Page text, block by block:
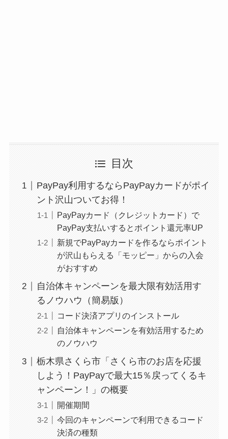
目次
PayPay利用するならPayPayカードがポイ
ント沢山ついてお得！
PayPayカード（クレジットカード）で
PayPay支払いするとポイント還元率UP
新規でPayPayカードを作るならポイント
が沢山もらえる「モッピー」からの入会
がおすすめ
自治体キャンペーンを最大限有効活用す
るノウハウ（簡易版）
コード決済アプリのインストール
自治体キャンペーンを有効活用するため
のノウハウ
栃木県さくら市「さくら市のお店を応援
しよう！PayPayで最大15％戻ってくるキ
ャンペーン！」の概要
開催期間
今回のキャンペーンで利用できるコード
決済の種類